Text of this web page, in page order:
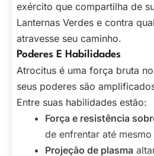
exército que compartilha de
Lanternas Verdes e contra
atravesse seu caminho.
Poderes E Habilidades
Atrocitus é uma força bruta
seus poderes são
Entre suas habilidades estão:
Força e resistência
de enfrentar até
Projeção de plasma